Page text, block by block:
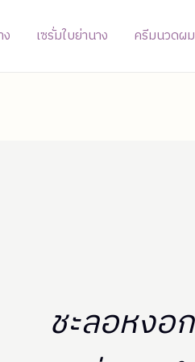
เซรั่มใบย่านาง ครีมนวดผม
ชะลอหงอก